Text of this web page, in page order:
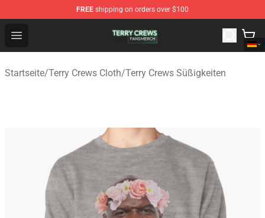
FREE shipping on orders over $100
Open menu
Terry Crews Shop - Official Terry Crews Merchandise
Startseite/Terry Crews Cloth/Terry Crews Süßigkeiten